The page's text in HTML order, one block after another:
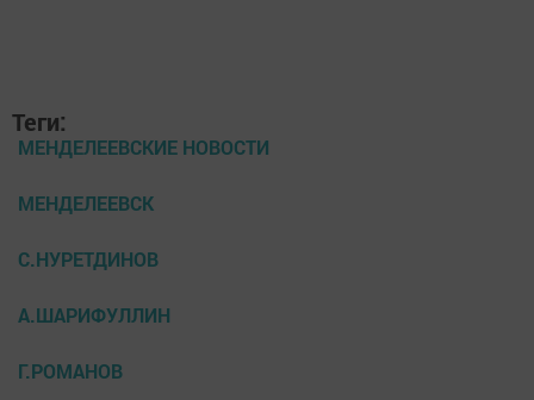
Теги:
МЕНДЕЛЕЕВСКИЕ НОВОСТИ
МЕНДЕЛЕЕВСК
С.НУРЕТДИНОВ
А.ШАРИФУЛЛИН
Г.РОМАНОВ